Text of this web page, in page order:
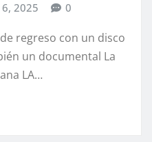
2025 0
regreso con un disco
un documental La
LA…